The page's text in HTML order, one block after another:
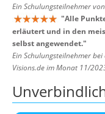
Ein Schulungsteilnehmer
"Alle
erläutert und in den
selbst angewendet."
Ein Schulungsteilnehmer
Visions.de im Monat 11/